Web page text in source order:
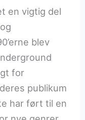
en vigtig del
blev
for
publikum
har ført til en